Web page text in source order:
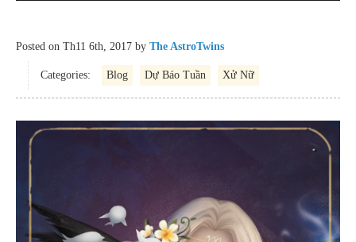
Posted on Th11 6th, 2017 by The AstroTwins
Categories: Blog Dự Báo Tuần Xử Nữ